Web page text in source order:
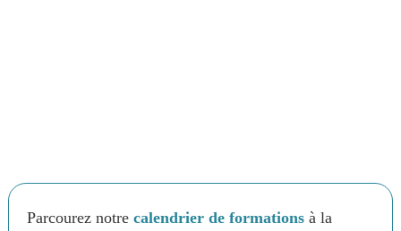
Parcourez notre calendrier de formationsà la